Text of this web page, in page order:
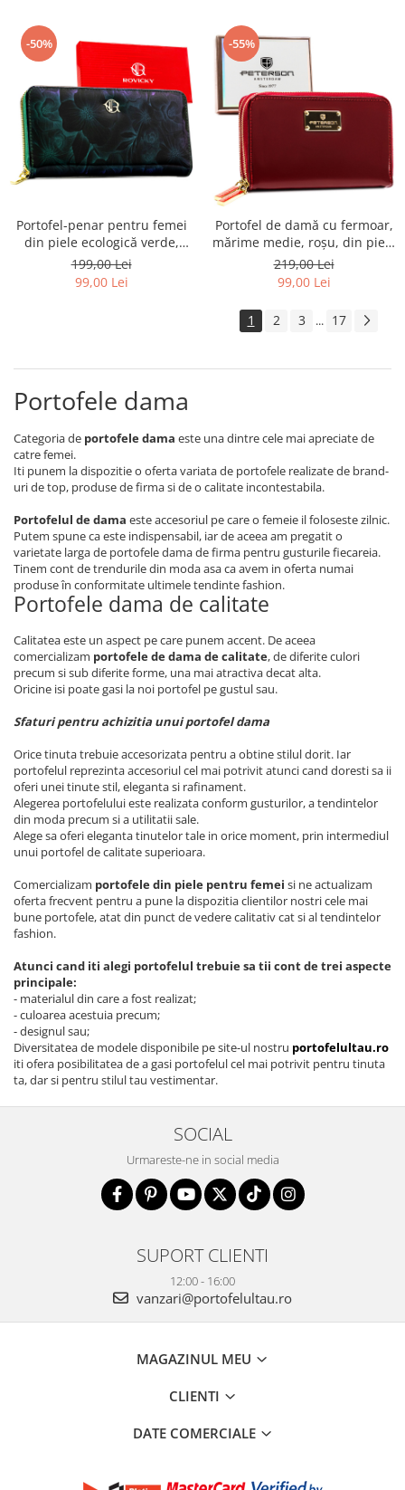
-50%
Portofel-penar pentru femei
din piele ecologică verde,
acoperit cu model floral -
Rovicky PTR-R-PRK-01-S5-
6369-GRE
199,00 Lei
99,00 Lei
-55%
Portofel de damă cu fermoar,
mărime medie, roșu, din piele
ecologică lăcuită - Peterson
PTR-PTN 007-BC-7274
219,00 Lei
99,00 Lei
1 2 3 ... 17
Portofele dama
Categoria de portofele dama este una dintre cele mai apreciate de
catre femei.
Iti punem la dispozitie o oferta variata de portofele realizate de brand-
uri de top, produse de firma si de o calitate incontestabila.
Portofelul de dama este accesoriul pe care o femeie il foloseste zilnic.
Putem spune ca este indispensabil, iar de aceea am pregatit o
varietate larga de portofele dama de firma pentru gusturile fiecareia.
Tinem cont de trendurile din moda asa ca avem in oferta numai
produse în conformitate ultimele tendinte fashion.
Portofele dama de calitate
Calitatea este un aspect pe care punem accent. De aceea
comercializam portofele de dama de calitate, de diferite culori
precum si sub diferite forme, una mai atractiva decat alta.
Oricine isi poate gasi la noi portofel pe gustul sau.
Sfaturi pentru achizitia unui portofel dama
Orice tinuta trebuie accesorizata pentru a obtine stilul dorit. Iar
portofelul reprezinta accesoriul cel mai potrivit atunci cand doresti sa ii
oferi unei tinute stil, eleganta si rafinament.
Alegerea portofelului este realizata conform gusturilor, a tendintelor
din moda precum si a utilitatii sale.
Alege sa oferi eleganta tinutelor tale in orice moment, prin intermediul
unui portofel de calitate superioara.
Comercializam portofele din piele pentru femei si ne actualizam
oferta frecvent pentru a pune la dispozitia clientilor nostri cele mai
bune portofele, atat din punct de vedere calitativ cat si al tendintelor
fashion.
Atunci cand iti alegi portofelul trebuie sa tii cont de trei aspecte
principale:
- materialul din care a fost realizat;
- culoarea acestuia precum;
- designul sau;
Diversitatea de modele disponibile pe site-ul nostru portofelultau.ro
iti ofera posibilitatea de a gasi portofelul cel mai potrivit pentru tinuta
ta, dar si pentru stilul tau vestimentar.
SOCIAL
Urmareste-ne in social media
SUPORT CLIENTI
12:00 - 16:00
vanzari@portofelultau.ro
MAGAZINUL MEU
CLIENTI
DATE COMERCIALE